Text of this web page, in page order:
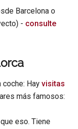
Barcelona o
- consulte
coche: Hayvisitas
más famosos:
eso. Tiene